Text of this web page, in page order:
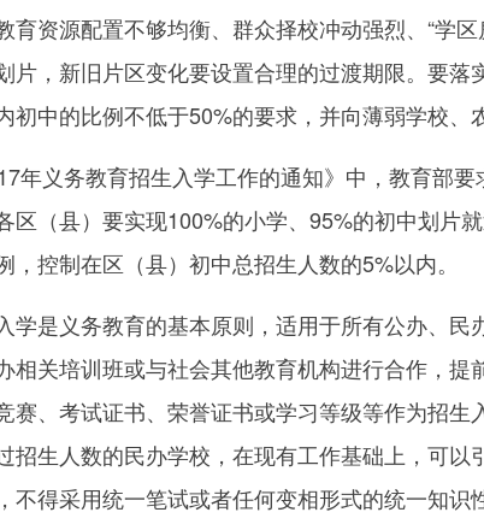
育资源配置不够均衡、群众择校冲动强烈、“学区
片，新旧片区变化要设置合理的过渡期限。要落
初中的比例不低于50%的要求，并向薄弱学校、
义务教育招生入学工作的通知》中，教育部要
区（县）要实现100%的小学、95%的初中划片
，控制在区（县）初中总招生人数的5%以内。
是义务教育的基本原则，适用于所有公办、民
相关培训班或与社会其他教育机构进行合作，提
赛、考试证书、荣誉证书或学习等级等作为招生
招生人数的民办学校，在现有工作基础上，可以
不得采用统一笔试或者任何变相形式的统一知识